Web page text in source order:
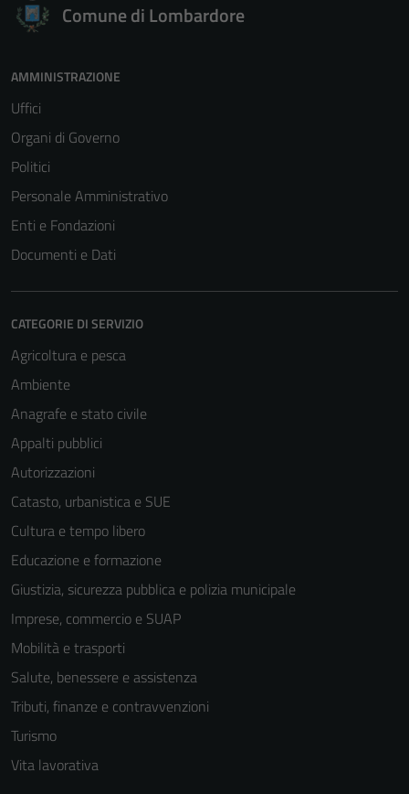
Comune di Lombardore
AMMINISTRAZIONE
Uffici
Organi di Governo
Politici
Personale Amministrativo
Enti e Fondazioni
Documenti e Dati
CATEGORIE DI SERVIZIO
Agricoltura e pesca
Ambiente
Anagrafe e stato civile
Appalti pubblici
Autorizzazioni
Catasto, urbanistica e SUE
Cultura e tempo libero
Educazione e formazione
Giustizia, sicurezza pubblica e polizia municipale
Imprese, commercio e SUAP
Mobilità e trasporti
Salute, benessere e assistenza
Tributi, finanze e contravvenzioni
Turismo
Vita lavorativa